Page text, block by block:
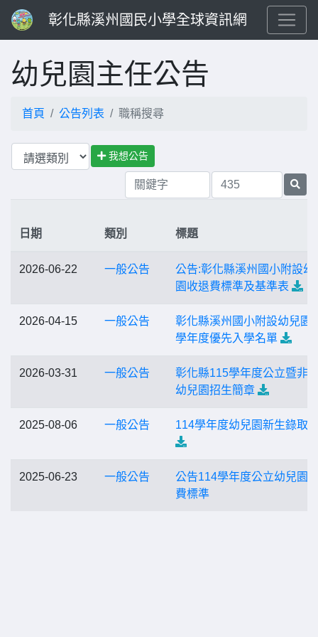
彰化縣溪州國民小學全球資訊網
幼兒園主任公告
首頁 公告列表 職稱搜尋
我想公告
日期 類別 標題
2026-06-22 一般公告
公告:彰化縣溪州國小附設幼
園收退費標準及基準表
2026-04-15 一般公告
彰化縣溪州國小附設幼兒園
學年度優先入學名單
2026-03-31 一般公告
彰化縣115學年度公立暨非
幼兒園招生簡章
2025-08-06 一般公告 114學年度幼兒園新生錄取
2025-06-23 一般公告
公告114學年度公立幼兒園
費標準